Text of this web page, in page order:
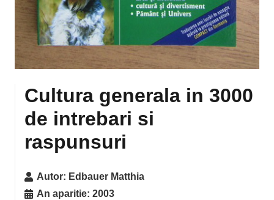
Cultura generala in 3000
de intrebari si
raspunsuri
Autor: Edbauer Matthia
An aparitie:2003